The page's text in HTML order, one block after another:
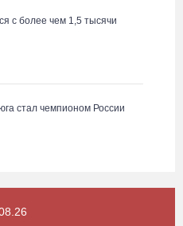
с более чем 1,5 тысячи
стал чемпионом России